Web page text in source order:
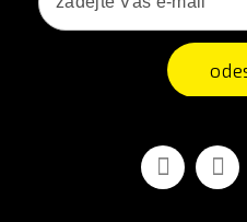
Facebook